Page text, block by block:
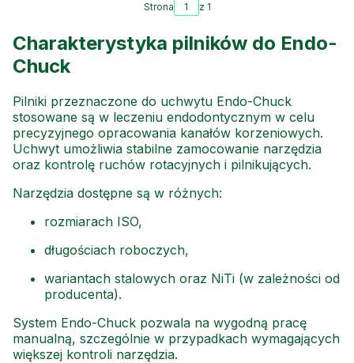
Strona z 1
Charakterystyka pilników do Endo-
Chuck
Pilniki przeznaczone do uchwytu Endo-Chuck
stosowane są w leczeniu endodontycznym w celu
precyzyjnego opracowania kanałów korzeniowych.
Uchwyt umożliwia stabilne zamocowanie narzędzia
oraz kontrolę ruchów rotacyjnych i pilnikujących.
Narzędzia dostępne są w różnych:
rozmiarach ISO,
długościach roboczych,
wariantach stalowych oraz NiTi (w zależności od
producenta).
System Endo-Chuck pozwala na wygodną pracę
manualną, szczególnie w przypadkach wymagających
większej kontroli narzędzia.